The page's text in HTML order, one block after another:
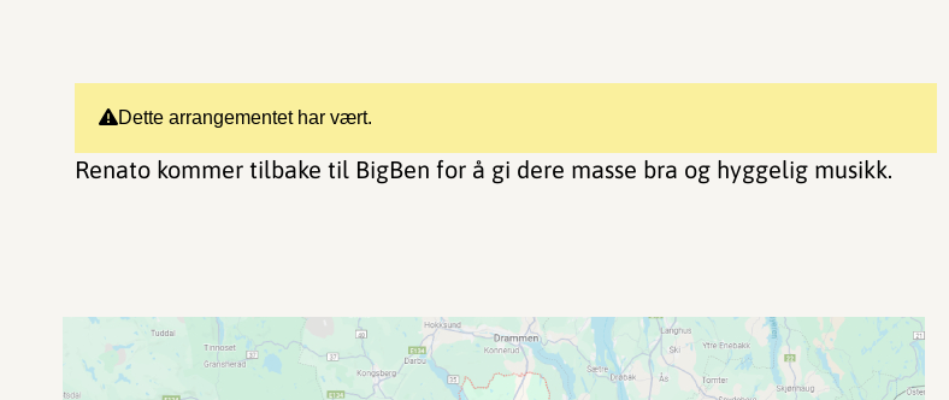
Dette arrangementet har vært.
Renato kommer tilbake til BigBen for å gi dere masse bra og hyggelig musikk.